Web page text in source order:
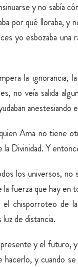
y no sabía
por qué lloraba,
yo esbozaba una
la ignorancia,
no veía salida
anestesiando
Ama no tiene
Divinidad. Y
los universos, no
fuerza que hay
chisporroteo de
de distancia.
y el
y cuando